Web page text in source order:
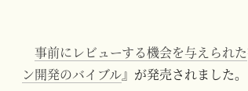
事前にレビューする機会を与えられた
ン開発のバイブル』が発売されました。